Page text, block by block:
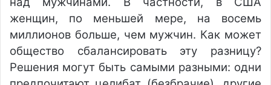
женщин, по меньшей мере, на восемь
миллионов больше, чем мужчин. Как может
общество сбалансировать эту разницу?
Решения могут быть самыми разными: одни